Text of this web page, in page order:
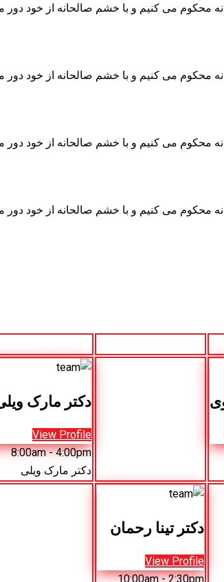
محکوم می کنیم و با خشم صالحانه از خود
محکوم می کنیم و با خشم صالحانه از خود
محکوم می کنیم و با خشم صالحانه از خود
محکوم می کنیم و با خشم صالحانه از خود
دکتر مارک
View Profile
8:00am - 4:00pm
دکتر مارک ویلی
دکتر تینا رحمان
View Profile
10:00am - 2:30pm